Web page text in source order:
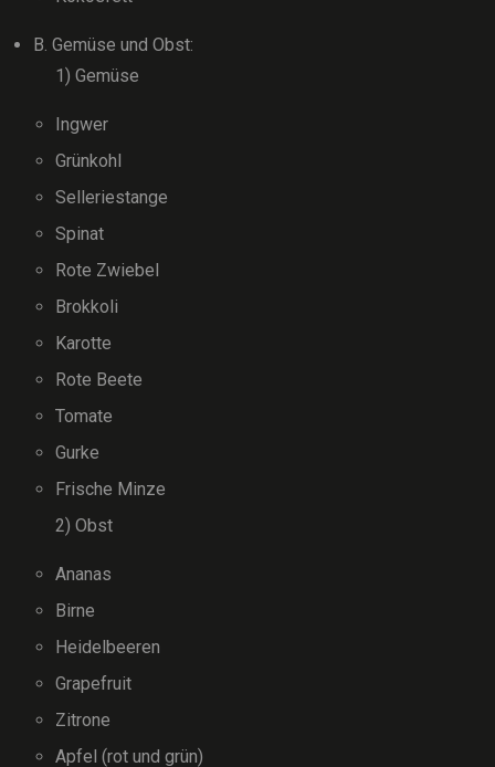
B. Gemüse und Obst:
1) Gemüse
Ingwer
Grünkohl
Selleriestange
Spinat
Rote Zwiebel
Brokkoli
Karotte
Rote Beete
Tomate
Gurke
Frische Minze
2) Obst
Ananas
Birne
Heidelbeeren
Grapefruit
Zitrone
Apfel (rot und grün)